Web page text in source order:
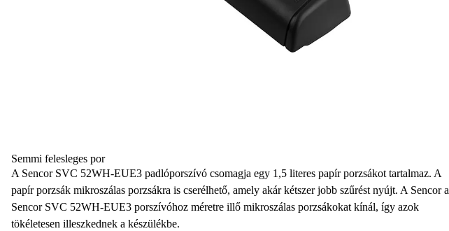
Semmi felesleges por
A Sencor SVC 52WH-EUE3 padlóporszívó csomagja egy 1,5 literes papír porzsákot tartalmaz. A
papír porzsák mikroszálas porzsákra is cserélhető, amely akár kétszer jobb szűrést nyújt. A Sencor a
Sencor SVC 52WH-EUE3 porszívóhoz méretre illő mikroszálas porzsákokat kínál, így azok
tökéletesen illeszkednek a készülékbe.